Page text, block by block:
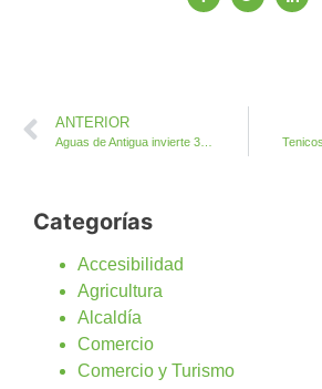
ANTERIOR
Categorías
Accesibilidad
Agricultura
Alcaldía
Comercio
Comercio y Turismo